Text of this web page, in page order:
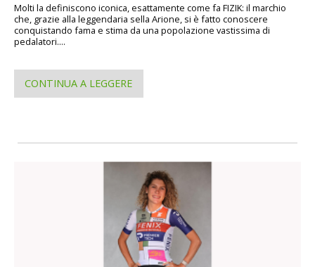
Molti la definiscono iconica, esattamente come fa FIZIK: il marchio
che, grazie alla leggendaria sella Arione, si è fatto conoscere
conquistando fama e stima da una popolazione vastissima di
pedalatori....
CONTINUA A LEGGERE